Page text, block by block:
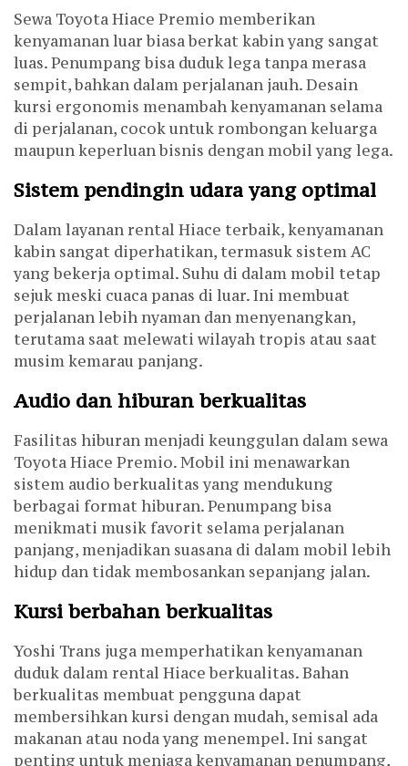
Sewa Toyota Hiace Premio memberikan
kenyamanan luar biasa berkat kabin yang sangat
luas. Penumpang bisa duduk lega tanpa merasa
sempit, bahkan dalam perjalanan jauh. Desain
kursi ergonomis menambah kenyamanan selama
di perjalanan, cocok untuk rombongan keluarga
maupun keperluan bisnis dengan mobil yang lega.
Sistem pendingin udara yang optimal
Dalam layanan rental Hiace terbaik, kenyamanan
kabin sangat diperhatikan, termasuk sistem AC
yang bekerja optimal. Suhu di dalam mobil tetap
sejuk meski cuaca panas di luar. Ini membuat
perjalanan lebih nyaman dan menyenangkan,
terutama saat melewati wilayah tropis atau saat
musim kemarau panjang.
Audio dan hiburan berkualitas
Fasilitas hiburan menjadi keunggulan dalam sewa
Toyota Hiace Premio. Mobil ini menawarkan
sistem audio berkualitas yang mendukung
berbagai format hiburan. Penumpang bisa
menikmati musik favorit selama perjalanan
panjang, menjadikan suasana di dalam mobil lebih
hidup dan tidak membosankan sepanjang jalan.
Kursi berbahan berkualitas
Yoshi Trans juga memperhatikan kenyamanan
duduk dalam rental Hiace berkualitas. Bahan
berkualitas membuat pengguna dapat
membersihkan kursi dengan mudah, semisal ada
makanan atau noda yang menempel. Ini sangat
penting untuk menjaga kenyamanan penumpang,